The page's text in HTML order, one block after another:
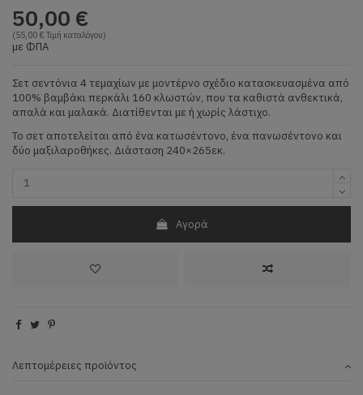
50,00 €
(55,00 € Τιμή καταλόγου)
με ΦΠΑ
Σετ σεντόνια 4 τεμαχίων με μοντέρνο σχέδιο κατασκευασμένα από
100% βαμβάκι περκάλι 160 κλωστών, που τα καθιστά ανθεκτικά,
απαλά και μαλακά. Διατίθενται με ή χωρίς λάστιχο.
Το σετ αποτελείται από ένα κατωσέντονο, ένα πανωσέντονο και
δύο μαξιλαροθήκες. Διάσταση 240×265εκ.
Αγορά
Λεπτομέρειες προϊόντος